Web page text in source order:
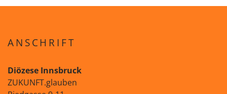
ANSCHRIFT
Diözese Innsbruck
ZUKUNFT.glauben